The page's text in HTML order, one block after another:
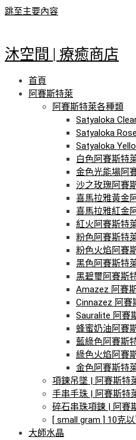
跳至主要內容
沐空間 | 療癒商店
首頁
阿賽斯特萊
阿賽斯特萊各種類
Satyaloka
Satyaloka
Satyaloka
白色阿賽斯特
金色光能場阿
沙之玫瑰阿賽
喜馬拉雅黃金
喜馬拉雅紅金
紅火阿賽斯特
粉色阿賽斯特
粉色火焰阿賽
黑色阿賽斯特
黑碧璽阿賽斯
Amazez 阿賽
Cinnazez 阿賽
Sauralite 阿賽
蜂蜜奶油阿賽
藍綠色阿賽斯
綠色火焰阿賽
金色阿賽斯特
項鍊吊墜 | 阿賽斯特
手串手珠 | 阿賽斯特
碎石串珠項鍊 | 阿賽
[ small gram ] 10克
大師水晶